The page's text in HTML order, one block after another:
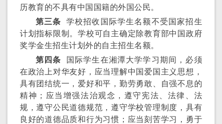
历教育的不具有中国国籍的外国公民。
第三条 学校招收国际学生名额不受国家招生
计划指标限制。学校可自主确定除教育部中国政府
奖学金生招生计划外的自主招生名额。
第四条 国际学生在湘潭大学学习期间，必须
在政治上对华友好，应当理解中国爱国主义思想，
具有团结统一，爱好和平，勤劳勇敢、自强不息的
精神；应当增强法治观念，遵守宪法、法律、法
规，遵守公民道德规范，遵守学校管理制度，具有
良好的道德品质和行为习惯；应当刻苦学习，勇于